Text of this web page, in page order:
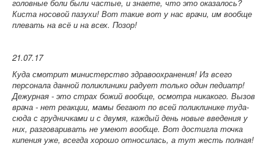
головные боли были частые, и знаете, что это оказалось?
Киста носовой пазухи! Вот такие вот у нас врачи, им вообще
плевать на всё и на всех. Позор!
21.07.17
Куда смотрит министерство здравоохранения! Из всего
персонала данной поликлиники радует только один педиатр!
Дежурная - это страх божий вообще, осмотра никакого. Вызов
врача - нет реакции, мамы бегают по всей поликлинике туда-
сюда с грудничками и с двумя, каждый день новые введения у
них, разговаривать не умеют вообще. Вот достигла точка
кипения уже, всегда хорошо относилась, а тут жесть полная!